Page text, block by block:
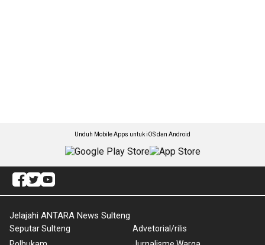
Unduh Mobile Apps untuk iOS dan Android
Jelajahi ANTARA News Sulteng
Seputar Sulteng
Advetorial/rilis